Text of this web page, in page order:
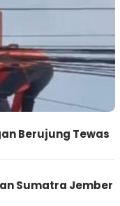
Berujung Tewas
Sumatra Jember